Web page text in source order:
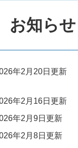
お知らせ
年2月20日更新
年2月16日更新
年2月9日更新
年2月8日更新